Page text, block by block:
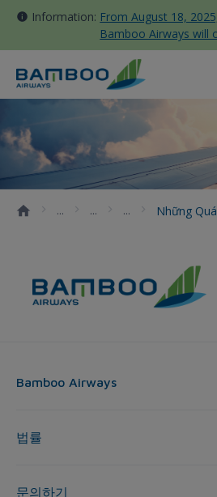
Information: From August 18,
Bamboo Airways will
move all domestic
Tan Son Nhat
Những quán cafe
Những
Bamboo Airways
법률
문의하기